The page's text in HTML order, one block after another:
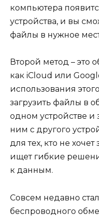
компьютера
устройства, и вы
файлы в нужное
Второй метод – это
как iCloud или
использования
загрузить файлы в
одном устройстве и
ним с другого
для тех, кто не
ищет гибкие
к данным.
Совсем недавно
беспроводного